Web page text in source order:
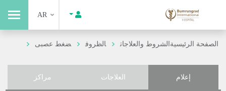
AR
الصفحة الرئيسيةالشروط والعلاجات الظروف ضغط عصبى
إعلام العلاجات مراكز